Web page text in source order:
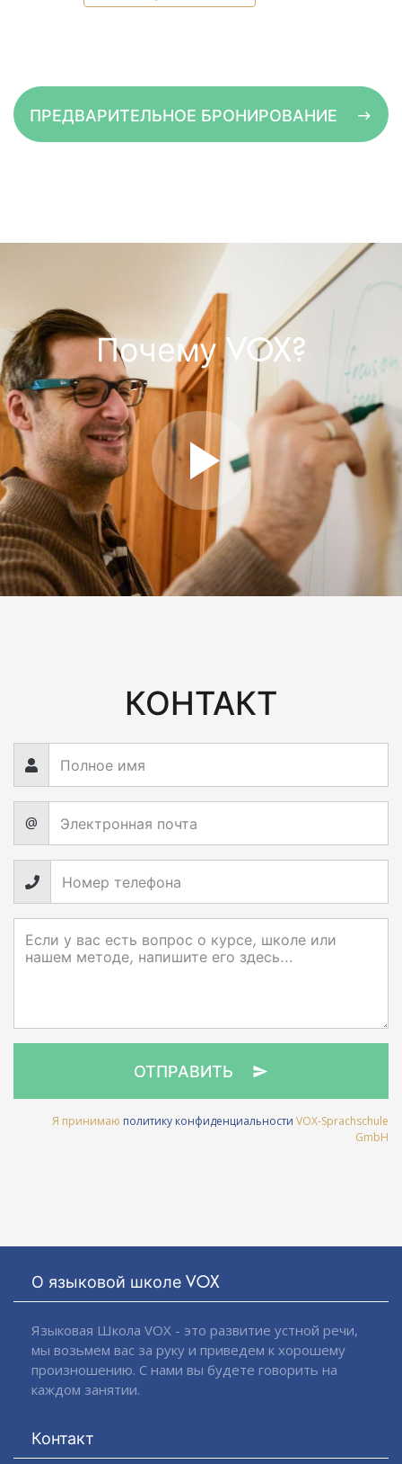
ПРЕДВАРИТЕЛЬНОЕ БРОНИРОВАНИЕ
Почему VOX?
КОНТАКТ
@
ОТПРАВИТЬ
Я принимаю политику конфиденциальности VOX-Sprachschule
GmbH
О языковой школе VOX
Языковая Школа VOX - это развитие устной речи,
мы возьмем вас за руку и приведем к хорошему
произношению. С нами вы будете говорить на
каждом занятии.
Контакт